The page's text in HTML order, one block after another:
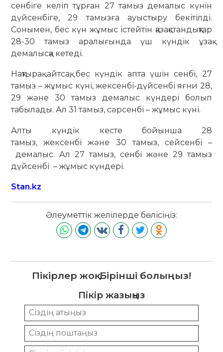
сенбіге келіп тұрған 27 тамыз демалыс күнін
дүйсенбіге, 29 тамызға ауыстыру бекітілді.
Сонымен, бес күн жұмыс істейтін қазақстандықтар
28-30 тамыз аралығында үш күндік ұзақ
демалысқа кетеді.
Нақтырақ айтсақ, бес күндік апта үшін сенбі, 27
тамыз – жұмыс күні, жексенбі-дүйсенбі яғни 28,
29 және 30 тамыз демалыс күндері болып
табылады. Ал 31 тамыз, сәрсенбі – жұмыс күні.
Алты күндік кесте бойынша 28
тамыз, жексенбі және 30 тамыз, сейсенбі –
демалыс. Ал 27 тамыз, сенбі және 29 тамыз
дүйсенбі – жұмыс күндері.
Stan.kz
Әлеуметтік желілерде бөлісіңіз:
Пікірлер жоқ. Бірінші болыңыз!
Пікір жазыңыз